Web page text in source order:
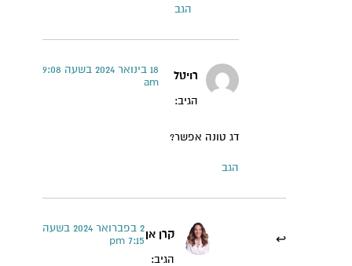
הגב
רויטל
הגיב:
18 בינואר 2024 בשעה 9:08
am
דג טונה אפשר?
הגב
קרן אן
הגיב:
2 בפברואר 2024 בשעה
7:15 pm